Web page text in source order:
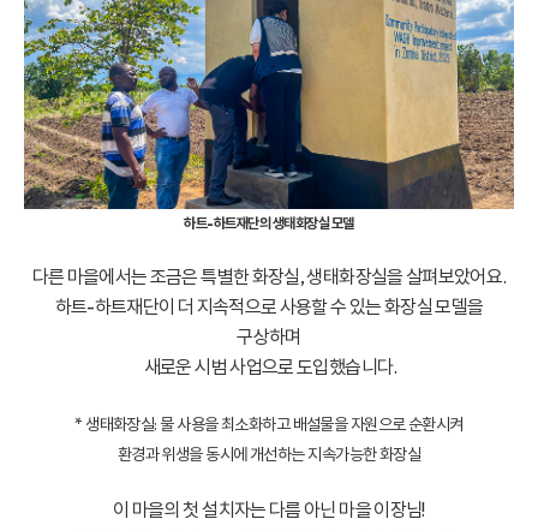
하트-하트재단의 생태화장실 모델
다른 마을에서는 조금은 특별한 화장실, 생태화장실을 살펴보았어요.
하트-하트재단이 더 지속적으로 사용할 수 있는 화장실 모델을
구상하며
새로운 시범 사업으로 도입했습니다.
* 생태화장실: 물 사용을 최소화하고 배설물을 자원으로 순환시켜
환경과 위생을 동시에 개선하는 지속가능한 화장실
이 마을의 첫 설치자는 다름 아닌 마을 이장님!